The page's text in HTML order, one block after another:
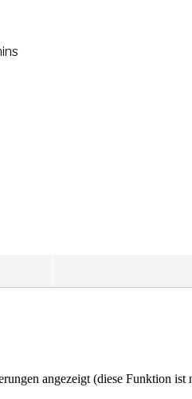
angezeigt (diese Funktion